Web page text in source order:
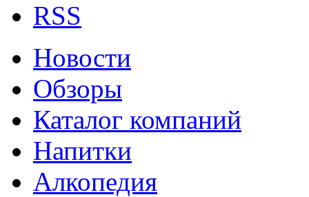
RSS
Новости
Обзоры
Каталог компаний
Напитки
Алкопедия